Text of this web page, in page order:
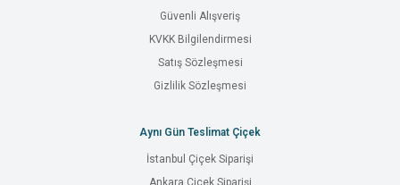
Güvenli Alışveriş
KVKK Bilgilendirmesi
Satış Sözleşmesi
Gizlilik Sözleşmesi
Aynı Gün Teslimat Çiçek
İstanbul Çiçek Siparişi
Ankara Çiçek Siparişi